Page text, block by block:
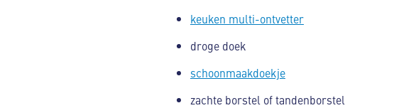
keuken multi-ontvetter
droge doek
schoonmaakdoekje
zachte borstel of tandenborstel